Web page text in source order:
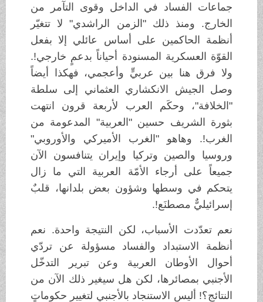
جماعات الفساد في الداخل وقوى التآمر من
الخارج. ومنذ ذلك "الزمن الراشدي" لا تتغيّر
أنظمة الحاكمين على أساس عائلي إلا بفعل
القوّة العسكرية المسنودة أحياناً بدعمٍ خارجي!.
ولا فرق هنا بين عربيٍّ وأعجمي، فهكذا أيضاً
وصل الجيش الانكشاري العثماني إلى سلطة
"الخلافة"، وحكَم العرب لأربعة قرون انتهت
بثورة الشريف حسين "العربية" المدعومة من
الغرب!. وهاهو "الغرب الأميركي والأوروبي"
وروسيا والصين وتركيا وإيران يتنافسون الآن
جميعاً على أرجاء الأمّة العربية التي ما زال
يتحكم في وسطها وشؤون بعض بلدانها، قلبٌ
إسرائيليٌّ مصطنَع!.
نعم تعدّدت الأسباب، لكن النتيجة واحدة. نعم
أنظمة الاستبداد والفساد مسؤولة عن تردّي
أحوال الأوطان العربية وعن تبرير التدخّل
الأجنبي بمصائرها، لكن هل سيغير ذلك الآن من
النتائج؟! أليس الاستنجاد بالأجنبي لتغيير حكوماتٍ